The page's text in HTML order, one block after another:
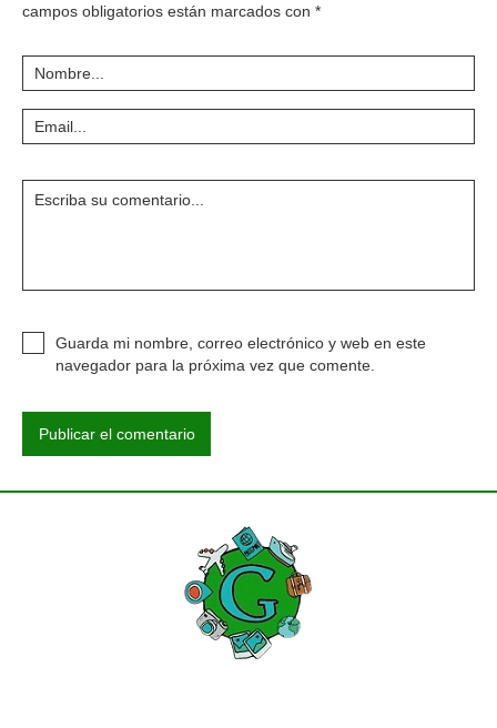
campos obligatorios están marcados con *
Guarda mi nombre, correo electrónico y web en este
navegador para la próxima vez que comente.